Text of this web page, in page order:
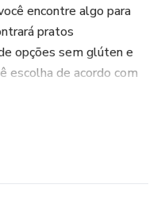
encontre algo para
pratos
opções sem glúten e
escolha de acordo com
encontrados
que até mesmo